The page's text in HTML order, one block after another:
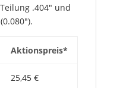
.404″ und
Aktionspreis*
25,45 €